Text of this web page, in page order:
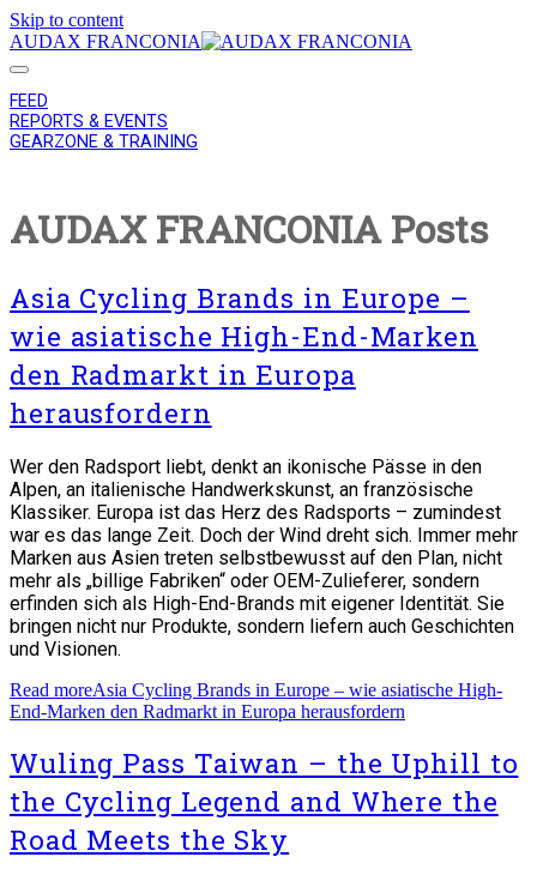
Skip to content
AUDAX FRANCONIA
FEED
REPORTS & EVENTS
GEARZONE & TRAINING
AUDAX FRANCONIA Posts
Asia Cycling Brands in Europe –
wie asiatische High-End-Marken
den Radmarkt in Europa
herausfordern
Wer den Radsport liebt, denkt an ikonische Pässe in den
Alpen, an italienische Handwerkskunst, an französische
Klassiker. Europa ist das Herz des Radsports – zumindest
war es das lange Zeit. Doch der Wind dreht sich. Immer mehr
Marken aus Asien treten selbstbewusst auf den Plan, nicht
mehr als „billige Fabriken“ oder OEM-Zulieferer, sondern
erfinden sich als High-End-Brands mit eigener Identität. Sie
bringen nicht nur Produkte, sondern liefern auch Geschichten
und Visionen.
Read moreAsia Cycling Brands in Europe – wie asiatische High-
End-Marken den Radmarkt in Europa herausfordern
Wuling Pass Taiwan – the Uphill to
the Cycling Legend and Where the
Road Meets the Sky